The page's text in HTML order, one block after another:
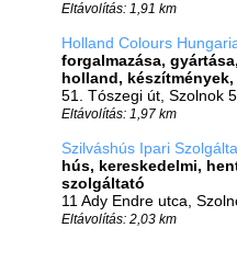
Eltávolítás: 1,91 km
Holland Colours
forgalmazása,
holland,
51. Tószegi út, Szolnok
Eltávolítás: 1,97 km
Szilváshús Ipari
hús, kereskedelmi,
szolgáltató
11 Ady Endre utca,
Eltávolítás: 2,03 km